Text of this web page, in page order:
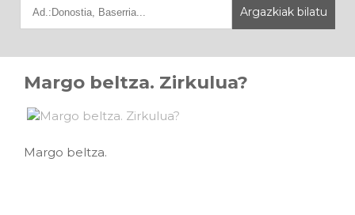
Margo beltza. Zirkulua?
Margo beltza.